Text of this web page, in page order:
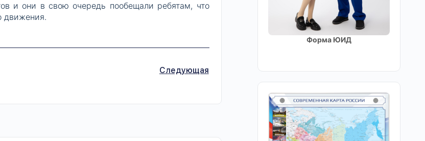
и они в свою очередь пообещали ребятам, что
движения.
Следующая
Форма ЮИД